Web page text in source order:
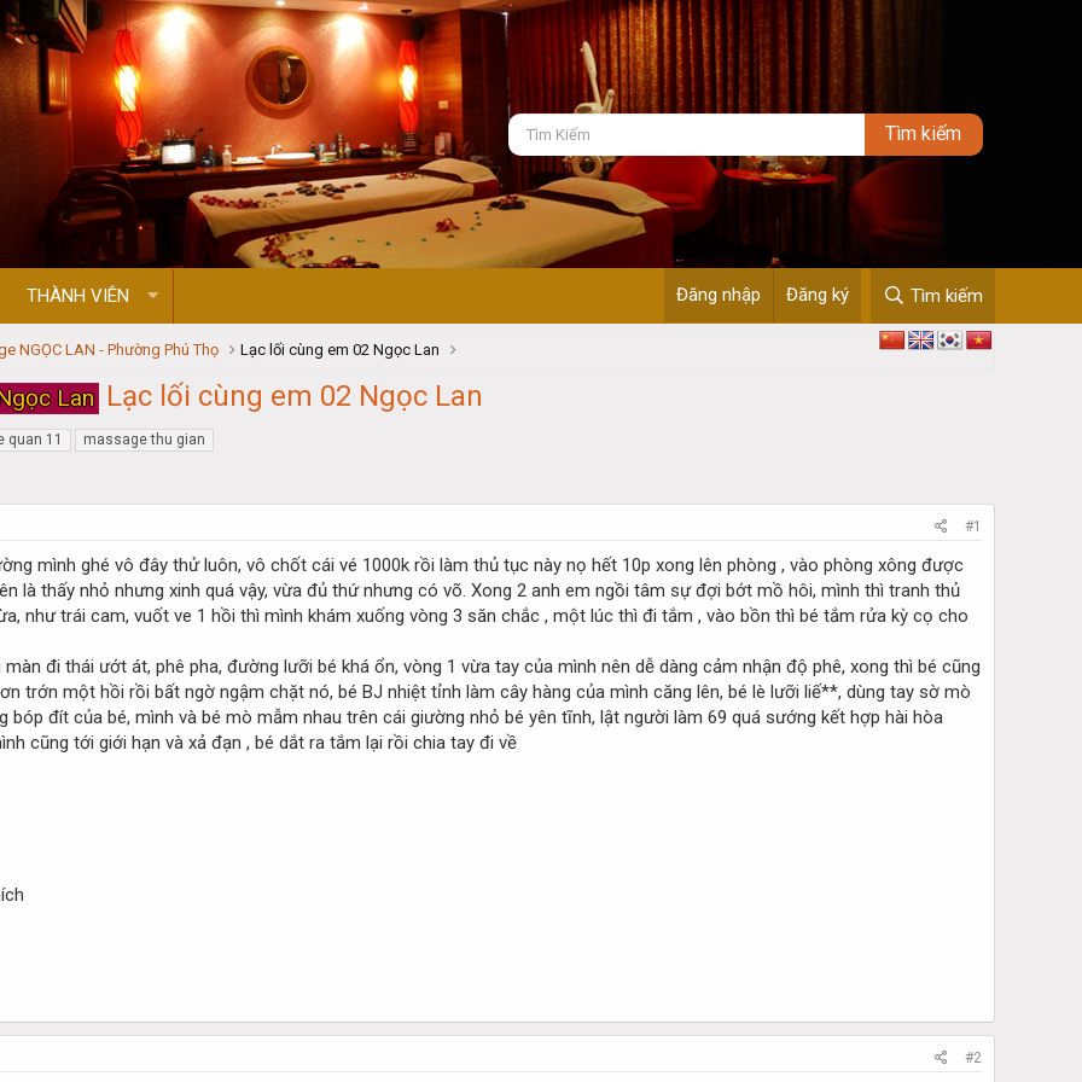
THÀNH VIÊN Đăng nhập Đăng ký Tìm kiếm
NGỌC LAN - Phường Phú Thọ Lạc lối cùng em 02 Ngọc Lan
Lan Lạc lối cùng em 02 Ngọc Lan
quan 11 massage thu gian
#1
mình ghé vô đây thử luôn, vô chốt cái vé 1000k rồi làm thủ tục này nọ hết 10p xong lên phòng , vào phòng xông được
là thấy nhỏ nhưng xinh quá vậy, vừa đủ thứ nhưng có võ. Xong 2 anh em ngồi tâm sự đợi bớt mồ hôi, mình thì tranh thủ
như trái cam, vuốt ve 1 hồi thì mình khám xuống vòng 3 săn chắc , một lúc thì đi tắm , vào bồn thì bé tắm rửa kỳ cọ cho
đi thái ướt át, phê pha, đường lưỡi bé khá ổn, vòng 1 vừa tay của mình nên dễ dàng cảm nhận độ phê, xong thì bé cũng
trớn một hồi rồi bất ngờ ngậm chặt nó, bé BJ nhiệt tỉnh làm cây hàng của mình căng lên, bé lè lưỡi liế**, dùng tay sờ mò
bóp đít của bé, mình và bé mò mẫm nhau trên cái giường nhỏ bé yên tĩnh, lật người làm 69 quá sướng kết hợp hài hòa
cũng tới giới hạn và xả đạn , bé dắt ra tắm lại rồi chia tay đi về
#2